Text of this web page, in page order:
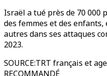
Israël a tué près de 70
des femmes et des
autres dans ses attaques
2023.
SOURCE:TRT français et
RECOMMANDÉ